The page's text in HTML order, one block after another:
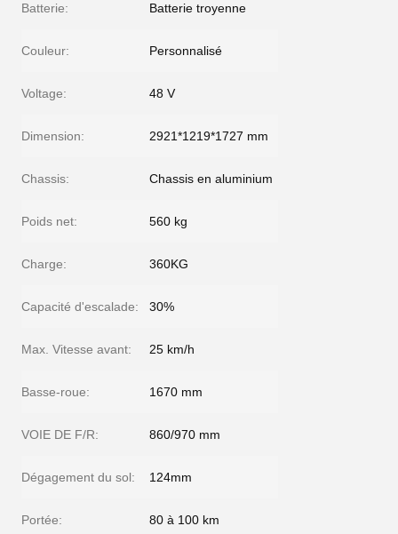
Batterie: Batterie troyenne
Couleur: Personnalisé
Voltage: 48 V
Dimension: 2921*1219*1727 mm
Chassis: Chassis en aluminium
Poids net: 560 kg
Charge: 360KG
Capacité d'escalade: 30%
Max. Vitesse avant: 25 km/h
Basse-roue: 1670 mm
VOIE DE F/R: 860/970 mm
Dégagement du sol: 124mm
Portée: 80 à 100 km